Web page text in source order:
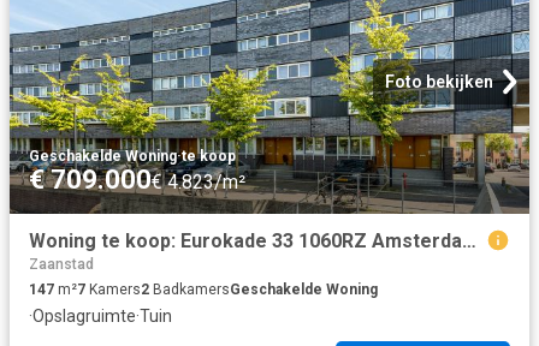
Foto bekijken
Geschakelde Woning·te koop
€ 709.000€ 4.823/m²
Woning te koop: Eurokade 33 1060RZ Amsterdam Vastgoed Nederland
Zaanstad
147 m²7 Kamers2 BadkamersGeschakelde Woning
·Opslagruimte·Tuin